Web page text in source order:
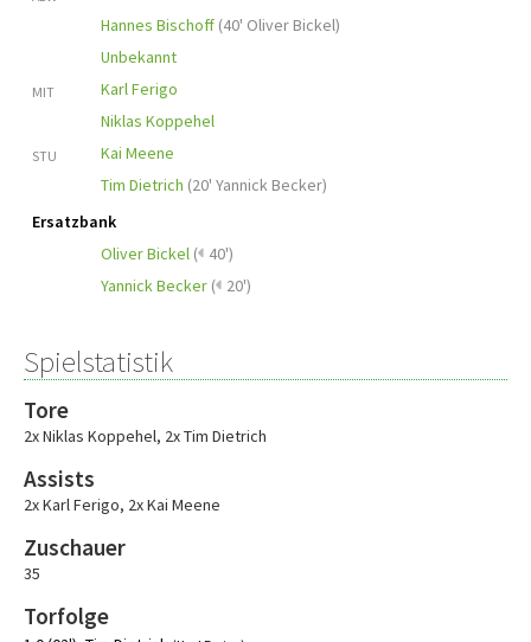
Hannes Bischoff (40' Oliver Bickel)
Unbekannt
MIT
Karl Ferigo
Niklas Koppehel
STU
Kai Meene
Tim Dietrich (20' Yannick Becker)
Ersatzbank
Oliver Bickel ( 40')
Yannick Becker ( 20')
Spielstatistik
Tore
2x Niklas Koppehel, 2x Tim Dietrich
Assists
2x Karl Ferigo, 2x Kai Meene
Zuschauer
35
Torfolge